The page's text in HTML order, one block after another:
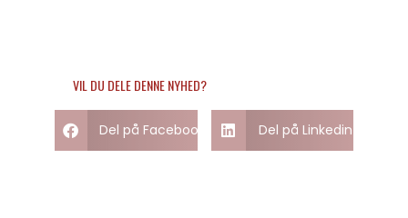
VIL DU DELE DENNE NYHED?
Del på Facebook Del på Linkedin